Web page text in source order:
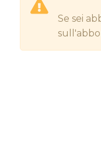
Se sei